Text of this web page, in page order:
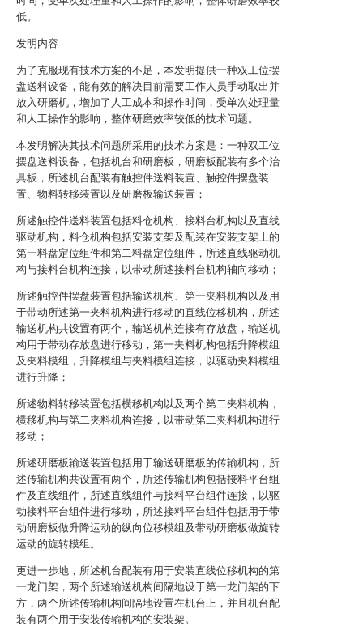
低。
发明内容
为了克服现有技术方案的不足，本发明提供一种双工位摆
盘送料设备，能有效的解决目前需要工作人员手动取出并
放入研磨机，增加了人工成本和操作时间，受单次处理量
和人工操作的影响，整体研磨效率较低的技术问题。
本发明解决其技术问题所采用的技术方案是：一种双工位
摆盘送料设备，包括机台和研磨板，研磨板配装有多个治
具板，所述机台配装有触控件送料装置、触控件摆盘装
置、物料转移装置以及研磨板输送装置；
所述触控件送料装置包括料仓机构、接料台机构以及直线
驱动机构，料仓机构包括安装支架及配装在安装支架上的
第一料盘定位组件和第二料盘定位组件，所述直线驱动机
构与接料台机构连接，以带动所述接料台机构轴向移动；
所述触控件摆盘装置包括输送机构、第一夹料机构以及用
于带动所述第一夹料机构进行移动的直线位移机构，所述
输送机构共设置有两个，输送机构连接有存放盘，输送机
构用于带动存放盘进行移动，第一夹料机构包括升降模组
及夹料模组，升降模组与夹料模组连接，以驱动夹料模组
进行升降；
所述物料转移装置包括横移机构以及两个第二夹料机构，
横移机构与第二夹料机构连接，以带动第二夹料机构进行
移动；
所述研磨板输送装置包括用于输送研磨板的传输机构，所
述传输机构共设置有两个，所述传输机构包括接料平台组
件及直线组件，所述直线组件与接料平台组件连接，以驱
动接料平台组件进行移动，所述接料平台组件包括用于带
动研磨板做升降运动的纵向位移模组及带动研磨板做旋转
运动的旋转模组。
更进一步地，所述机台配装有用于安装直线位移机构的第
一龙门架，两个所述输送机构间隔地设于第一龙门架的下
方，两个所述传输机构间隔地设置在机台上，并且机台配
装有两个用于安装传输机构的安装架。